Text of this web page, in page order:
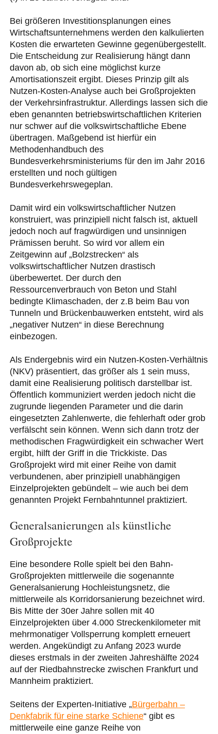
Bei größeren Investitionsplanungen eines
Wirtschaftsunternehmens werden den kalkulierten
Kosten die erwarteten Gewinne gegenübergestellt.
Die Entscheidung zur Realisierung hängt dann
davon ab, ob sich eine möglichst kurze
Amortisationszeit ergibt. Dieses Prinzip gilt als
Nutzen-Kosten-Analyse auch bei Großprojekten
der Verkehrsinfrastruktur. Allerdings lassen sich die
eben genannten betriebswirtschaftlichen Kriterien
nur schwer auf die volkswirtschaftliche Ebene
übertragen. Maßgebend ist hierfür ein
Methodenhandbuch des
Bundesverkehrsministeriums für den im Jahr 2016
erstellten und noch gültigen
Bundesverkehrswegeplan.
Damit wird ein volkswirtschaftlicher Nutzen
konstruiert, was prinzipiell nicht falsch ist, aktuell
jedoch noch auf fragwürdigen und unsinnigen
Prämissen beruht. So wird vor allem ein
Zeitgewinn auf „Bolzstrecken“ als
volkswirtschaftlicher Nutzen drastisch
überbewertet. Der durch den
Ressourcenverbrauch von Beton und Stahl
bedingte Klimaschaden, der z.B beim Bau von
Tunneln und Brückenbauwerken entsteht, wird als
„negativer Nutzen“ in diese Berechnung
einbezogen.
Als Endergebnis wird ein Nutzen-Kosten-Verhältnis
(NKV) präsentiert, das größer als 1 sein muss,
damit eine Realisierung politisch darstellbar ist.
Öffentlich kommuniziert werden jedoch nicht die
zugrunde liegenden Parameter und die darin
eingesetzten Zahlenwerte, die fehlerhaft oder grob
verfälscht sein können. Wenn sich dann trotz der
methodischen Fragwürdigkeit ein schwacher Wert
ergibt, hilft der Griff in die Trickkiste. Das
Großprojekt wird mit einer Reihe von damit
verbundenen, aber prinzipiell unabhängigen
Einzelprojekten gebündelt – wie auch bei dem
genannten Projekt Fernbahntunnel praktiziert.
Generalsanierungen als künstliche
Großprojekte
Eine besondere Rolle spielt bei den Bahn-
Großprojekten mittlerweile die sogenannte
Generalsanierung Hochleistungsnetz, die
mittlerweile als Korridorsanierung bezeichnet wird.
Bis Mitte der 30er Jahre sollen mit 40
Einzelprojekten über 4.000 Streckenkilometer mit
mehrmonatiger Vollsperrung komplett erneuert
werden. Angekündigt zu Anfang 2023 wurde
dieses erstmals in der zweiten Jahreshälfte 2024
auf der Riedbahnstrecke zwischen Frankfurt und
Mannheim praktiziert.
Seitens der Experten-Initiative „Bürgerbahn –
Denkfabrik für eine starke Schiene“ gibt es
mittlerweile eine ganze Reihe von